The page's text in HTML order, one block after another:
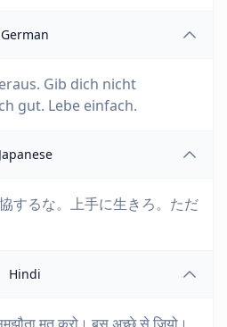
German
Gib dich nicht
gut. Lebe einfach.
Japanese
するな。上手に生きろ。ただ
Hindi